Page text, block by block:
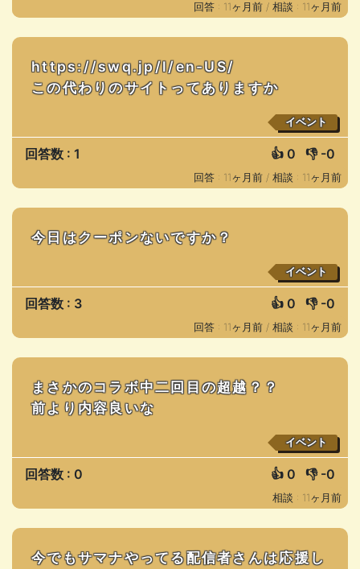
回答 : 11ヶ月前 / 相談 : 11ヶ月前
https://swq.jp/l/en-US/
この代わりのサイトってありますか
イベント
回答数 : 1 👍 0 👎 -0
回答 : 11ヶ月前 / 相談 : 11ヶ月前
今日はクーポンないですか？
イベント
回答数 : 3 👍 0 👎 -0
回答 : 11ヶ月前 / 相談 : 11ヶ月前
まさかのコラボ中二回目の超越？？
前より内容良いな
イベント
回答数 : 0 👍 0 👎 -0
相談 : 11ヶ月前
今でもサマナやってる配信者さんは応援し